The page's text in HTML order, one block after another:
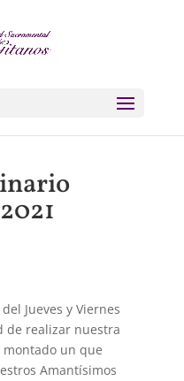
Jueves y Viernes
de realizar nuestra
montado un que
Amantísimos